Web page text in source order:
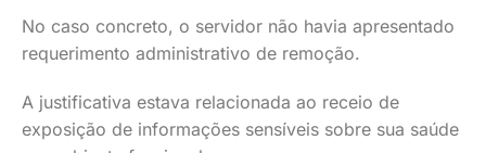
No caso concreto, o servidor não havia apresentado
requerimento administrativo de remoção.
A justificativa estava relacionada ao receio de
exposição de informações sensíveis sobre sua saúde